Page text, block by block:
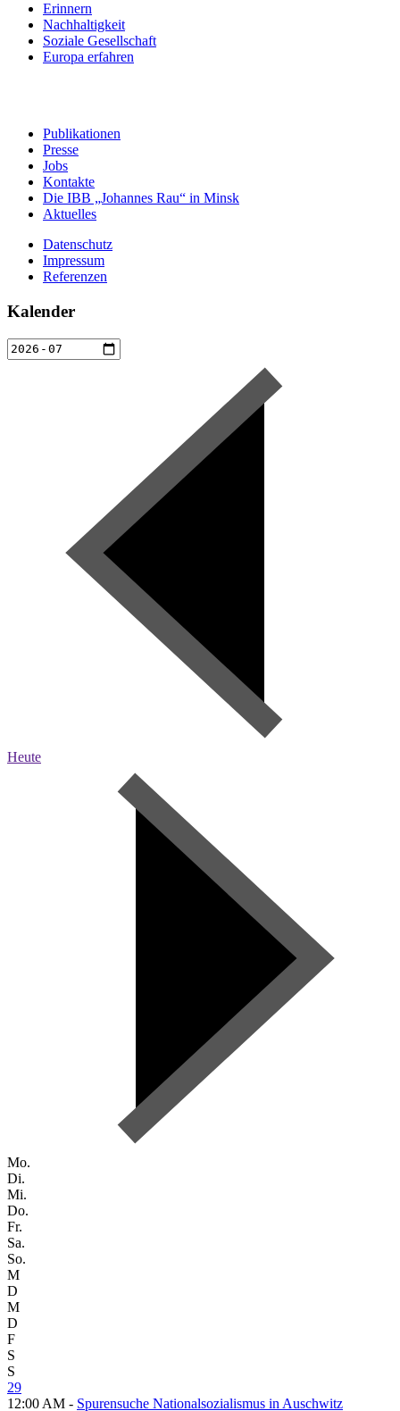
Erinnern
Nachhaltigkeit
Soziale Gesellschaft
Europa erfahren
Publikationen
Presse
Jobs
Kontakte
Die IBB „Johannes Rau“ in Minsk
Aktuelles
Datenschutz
Impressum
Referenzen
Kalender
Heute
Mo.
Di.
Mi.
Do.
Fr.
Sa.
So.
M
D
M
D
F
S
S
29
12:00 AM - Spurensuche Nationalsozialismus in Auschwitz